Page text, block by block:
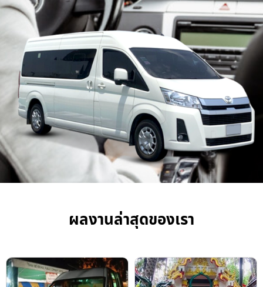
ผลงานล่าสุดของเรา